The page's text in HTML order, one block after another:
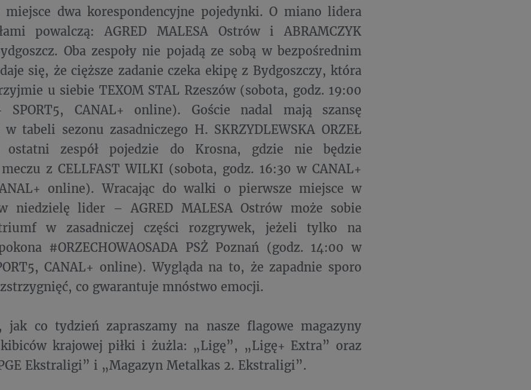
miejsce dwa korespondencyjne pojedynki. O miano lidera
powalczą: AGRED MALESA Ostrów i ABRAMCZYK
Oba zespoły nie pojadą ze sobą w bezpośrednim
się, że cięższe zadanie czeka ekipę z Bydgoszczy, która
u siebie TEXOM STAL Rzeszów (sobota, godz. 19:00
SPORT5, CANAL+ online). Goście nadal mają szansę
tabeli sezonu zasadniczego H. SKRZYDLEWSKA ORZEŁ
ostatni zespół pojedzie do Krosna, gdzie nie będzie
z CELLFAST WILKI (sobota, godz. 16:30 w CANAL+
online). Wracając do walki o pierwsze miejsce w
niedzielę lider – AGRED MALESA Ostrów może sobie
w zasadniczej części rozgrywek, jeżeli tylko na
#ORZECHOWAOSADA PSŻ Poznań (godz. 14:00 w
CANAL+ online). Wygląda na to, że zapadnie sporo
co gwarantuje mnóstwo emocji.
jak co tydzień zapraszamy na nasze flagowe magazyny
krajowej piłki i żużla: „Ligę”, „Ligę+ Extra” oraz
Ekstraligi” i „Magazyn Metalkas 2. Ekstraligi”.